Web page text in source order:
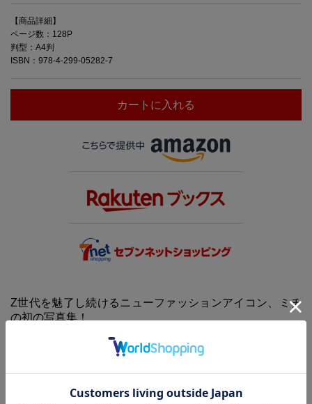
【商品詳細】
ページ数：128P
判型：A4判
ISBN：978-4-299-05282-7
カートに入れる
Z世代を魅了し続けるニューファッションアイコン、ミチ
の初の写真集！
い彼女の魅力をぎゅっと詰め込みました
「よしミチ」姉弟の愛称で親しまれ、Z世代のファッションアイコンと